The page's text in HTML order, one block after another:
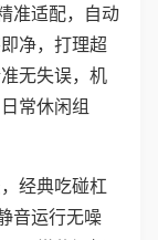
准适配，自动
净，打理超
无失误，机
常休闲组
经典吃碰杠
音运行无噪